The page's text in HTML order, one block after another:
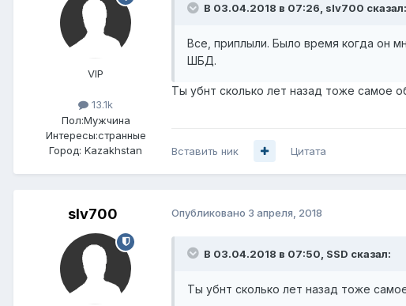
VIP
13.1k
Пол:Мужчина
Интересы:странные
Город: Kazakhstan
В 03.04.2018 в 07:26, slv700 сказал:
Все, приплыли. Было время когда он
ШБД.
Ты убнт сколько лет назад тоже самое
Вставить ник Цитата
slv700 Опубликовано 3 апреля, 2018
В 03.04.2018 в 07:50, SSD сказал:
Ты убнт сколько лет назад тоже